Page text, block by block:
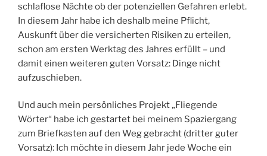
schlaflose Nächte ob der potenziellen Gefahren erlebt.
In diesem Jahr habe ich deshalb meine Pflicht,
Auskunft über die versicherten Risiken zu erteilen,
schon am ersten Werktag des Jahres erfüllt – und
damit einen weiteren guten Vorsatz: Dinge nicht
aufzuschieben.
Und auch mein persönliches Projekt „Fliegende
Wörter“ habe ich gestartet bei meinem Spaziergang
zum Briefkasten auf den Weg gebracht (dritter guter
Vorsatz): Ich möchte in diesem Jahr jede Woche ein